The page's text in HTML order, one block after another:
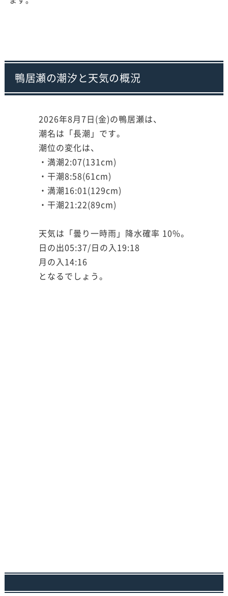
鴨居瀬の潮汐と天気の概況
2026年8月7日(金)の鴨居瀬は、
潮名は「長潮」です。
潮位の変化は、
・満潮2:07(131cm)
・干潮8:58(61cm)
・満潮16:01(129cm)
・干潮21:22(89cm)
天気は「曇り一時雨」降水確率 10%。
日の出05:37/日の入19:18
月の入14:16
となるでしょう。